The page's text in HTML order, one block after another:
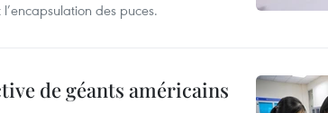
des puces.
de géants américains